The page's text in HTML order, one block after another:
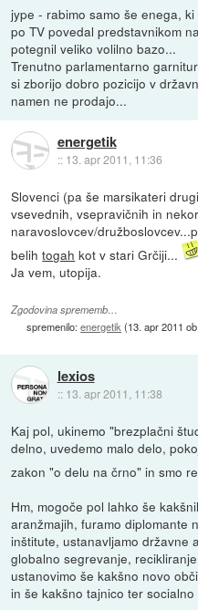
jype - rabimo samo še enega,
po TV povedal predstavnikom
potegnil veliko volilno bazo...
Trenutno parlamentarno
si zborijo dobro pozicijo v
namen ne prodajo...
energetik
:: 13. apr 2011, 11:36
Slovenci (pa še marsikateri
vsevednih, vsepravičnih in
naravoslovcev/
belihtogah kot v stari Grčiji...
Ja vem, utopija.
Zgodovina sprememb…
spremenilo:energetik (13. apr 2011
lexios
:: 13. apr 2011, 11:38
Kaj pol, ukinemo "brezplačni
delno, uvedemo malo delo,
zakon "o delu na črno" in smo
Hm, mogoče pol lahko še
aranžmajih, furamo diplomante
inštitute, ustanavljamo državne
globalno segrevanje,
ustanovimo še kakšno novo
in še kakšno tajnico ter